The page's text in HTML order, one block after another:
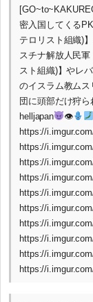
密入国してくる
テロリスト組織)
スチナ解放人民
スト組織)】やレ
のイスラム教ム
団に頭部だけ狩
helljapan
👁
https://
https://
https://
https://
https://
https://
https://
https://
https://
https://